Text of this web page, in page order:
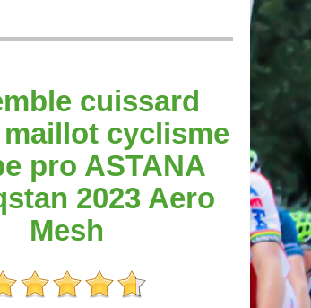
cuissard
cyclisme
pro ASTANA
2023 Aero
Mesh